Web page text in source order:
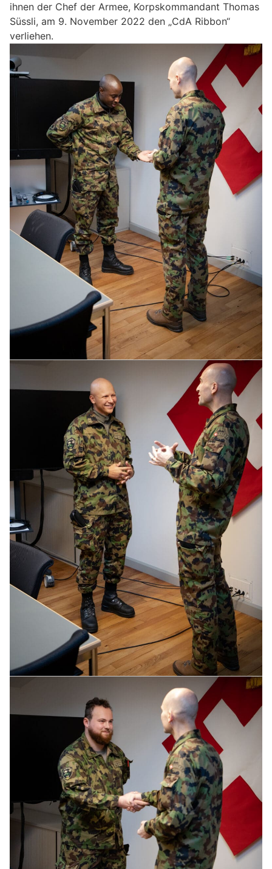
ihnen der Chef der Armee, Korpskommandant Thomas
Süssli, am 9. November 2022 den „CdA Ribbon“
verliehen.